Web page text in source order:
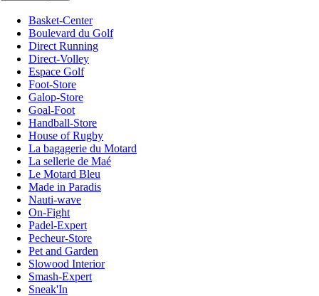
Basket-Center
Boulevard du Golf
Direct Running
Direct-Volley
Espace Golf
Foot-Store
Galop-Store
Goal-Foot
Handball-Store
House of Rugby
La bagagerie du Motard
La sellerie de Maé
Le Motard Bleu
Made in Paradis
Nauti-wave
On-Fight
Padel-Expert
Pecheur-Store
Pet and Garden
Slowood Interior
Smash-Expert
Sneak'In